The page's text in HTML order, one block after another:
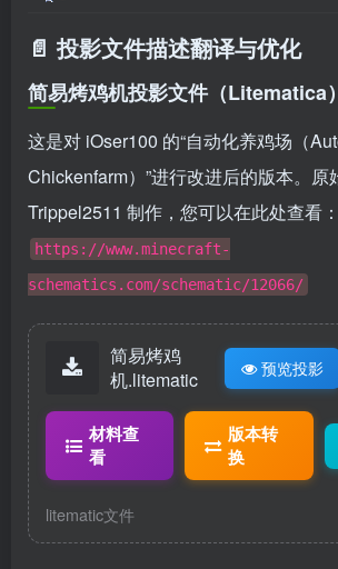
📄 投影文件描述翻译与优化
简易烤鸡机投影文件（Litematica）
这是对 iOser100 的“自动化养鸡场（
Chickenfarm）”进行改进后的版本。原
Trippel2511 制作，您可以在此处查看：
https://www.minecraft-
schematics.com/schematic/12066/
简易烤鸡
机.litematic
预览投影
材料查
看
版本转
换
litematic文件